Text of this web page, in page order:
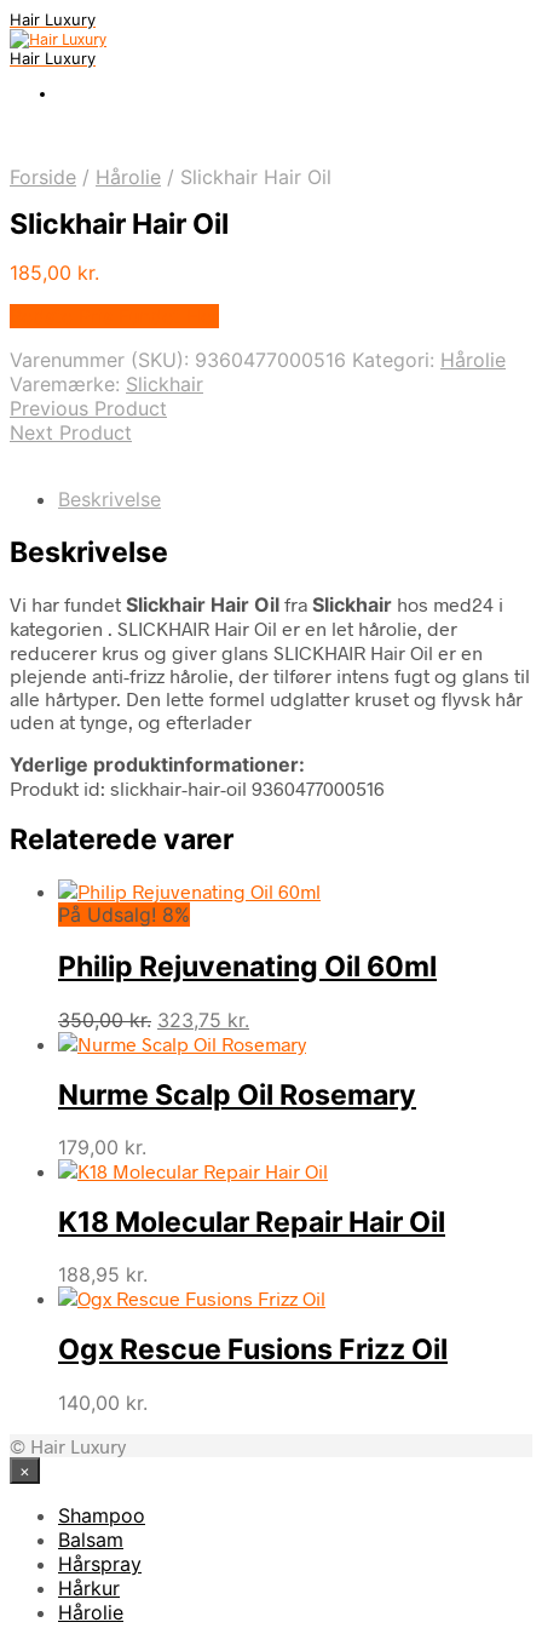
Hair Luxury
Hair Luxury
Forside / Hårolie / Slickhair Hair Oil
Slickhair Hair Oil
185,00 kr.
Varenummer (SKU): 9360477000516 Kategori: Hårolie
Varemærke: Slickhair
Previous Product
Next Product
Beskrivelse
Beskrivelse
Vi har fundet Slickhair Hair Oil fra Slickhair hos med24 i
kategorien . SLICKHAIR Hair Oil er en let hårolie, der
reducerer krus og giver glans SLICKHAIR Hair Oil er en
plejende anti-frizz hårolie, der tilfører intens fugt og glans til
alle hårtyper. Den lette formel udglatter kruset og flyvsk hår
uden at tynge, og efterlader
Yderlige produktinformationer:
Produkt id: slickhair-hair-oil 9360477000516
Relaterede varer
På Udsalg! 8%
Philip Rejuvenating Oil 60ml
350,00kr. Den
oprindelige
var:
350,00 kr..
323,75 kr.
aktuelle
er:
323,75 kr..
Nurme Scalp Oil Rosemary
179,00 kr.
K18 Molecular Repair Hair Oil
188,95 kr.
Ogx Rescue Fusions Frizz Oil
140,00 kr.
© Hair Luxury
×
Shampoo
Balsam
Hårspray
Hårkur
Hårolie